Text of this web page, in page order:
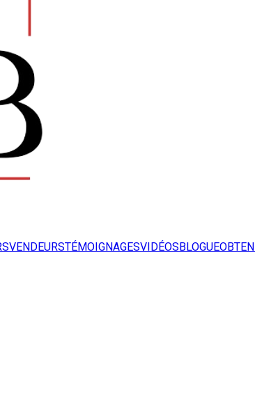
VENDEURSTÉMOIGNAGESVIDÉOSBLOGUE